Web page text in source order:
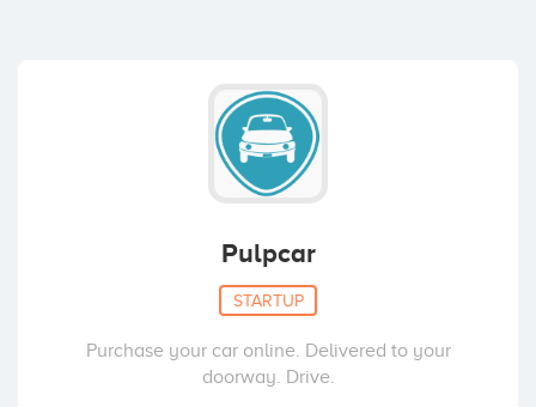
Pulpcar
STARTUP
Purchase your car online. Delivered to your
doorway. Drive.